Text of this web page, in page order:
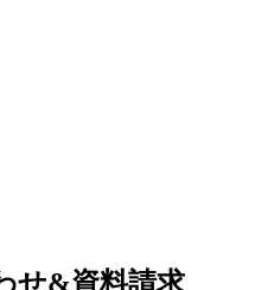
せ&資料請求